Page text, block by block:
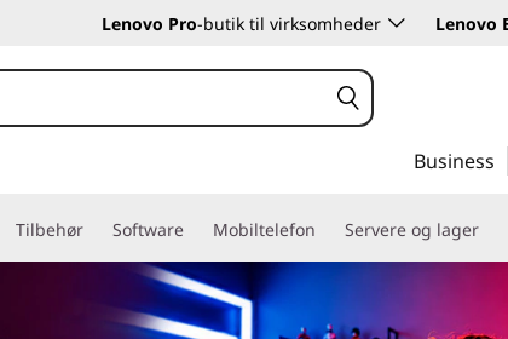
Lenovo Pro-butik til virksomheder Lenovo
Business
Tilbehør Software Mobiltelefon Servere og lager